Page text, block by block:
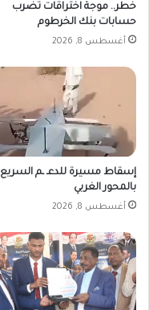
خطر.. موجة اختراقات تضرب
حسابات بنك الخرطوم
أغسطس 8, 2026
إسقاط مسيرة للدعـ ـم السريع
بالمحور الغربي
أغسطس 8, 2026